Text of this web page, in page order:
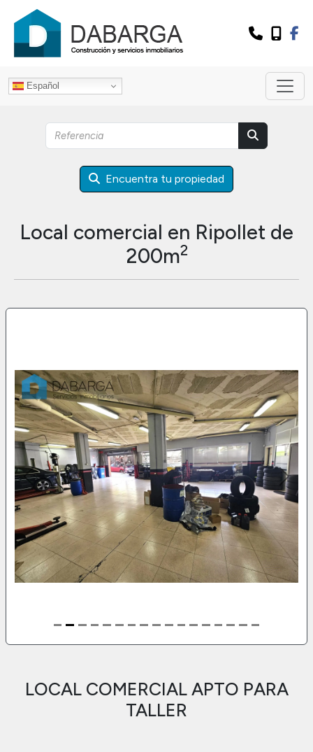
Español
Encuentra tu propiedad
Local comercial en Ripollet de
200m2
Previous Next
LOCAL COMERCIAL APTO PARA
TALLER